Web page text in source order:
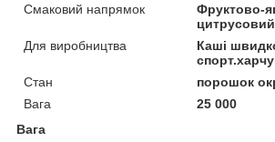
Смаковий напрямок
Фруктово-
Для виробництва
Каші
Стан
порошок
Вага
25 000
Вага